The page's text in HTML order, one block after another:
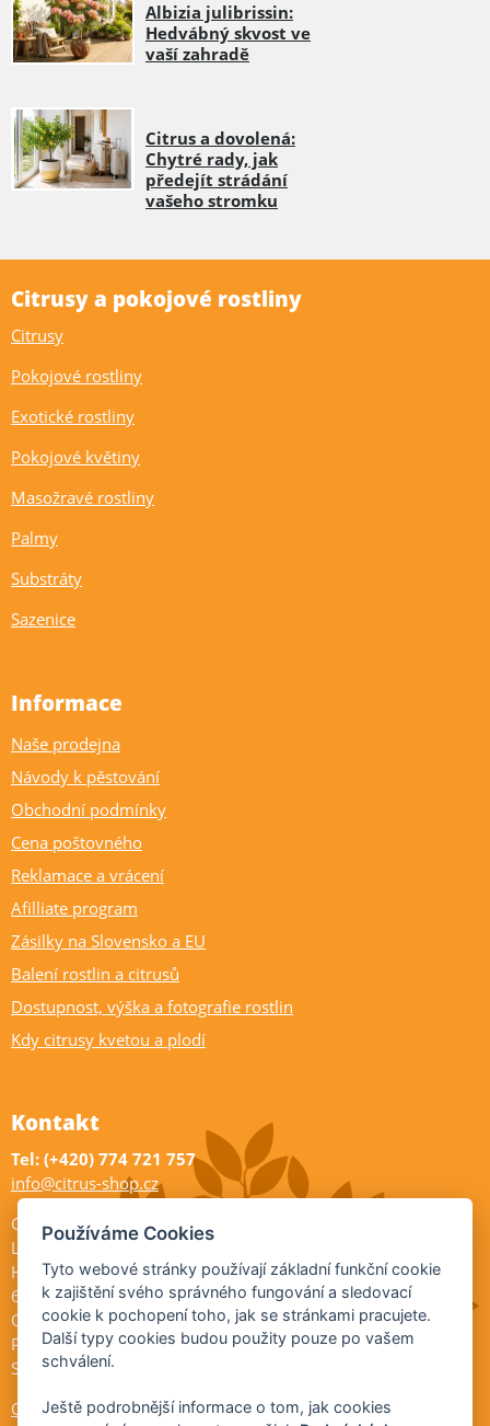
Albizia julibrissin:
Hedvábný skvost ve
vaší zahradě
Citrus a dovolená:
Chytré rady, jak
předejít strádání
vašeho stromku
Citrusy a pokojové rostliny
Citrusy
Pokojové rostliny
Exotické rostliny
Pokojové květiny
Masožravé rostliny
Palmy
Substráty
Sazenice
Informace
Naše prodejna
Návody k pěstování
Obchodní podmínky
Cena poštovného
Reklamace a vrácení
Afilliate program
Zásilky na Slovensko a EU
Balení rostlin a citrusů
Dostupnost, výška a fotografie rostlin
Kdy citrusy kvetou a plodí
Kontakt
Tel: (+420) 774 721 757
info@citrus-shop.cz
Citrus shop zahradnictví
Legionářů 2
Hodonín
695 01
Otevřeno:
Po-Pá 9-17
So 9-11:30
Ochrana osobních údajů
Používáme Cookies
Tyto webové stránky používají základní funkční cookie
k zajištění svého správného fungování a sledovací
cookie k pochopení toho, jak se stránkami pracujete.
Další typy cookies budou použity pouze po vašem
schválení.
Ještě podrobnější informace o tom, jak cookies